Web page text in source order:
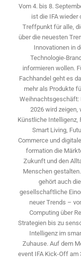
Vom 4. bis 8.
ist die IFA wieder
Treffpunkt für alle,
über die neuesten
Innovationen in
Technologie-­
informieren wollen.
Fachhandel geht es
mehr als Produkte
Weihnachtsgeschäft:
2026 wird ­zeigen,
Künstliche Intelligenz,
Smart Living,
Commerce und
formation die
Zukunft und den
Menschen
gehört auch die
gesellschaftliche
neuer Trends –
Computing über
Strategien bis zu
Intelligenz im
Zuhause. Auf dem
event IFA Kick-Off am